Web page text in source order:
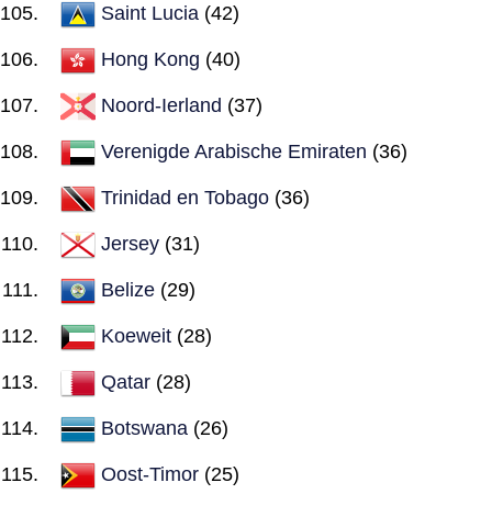
Saint Lucia (42)
Hong Kong (40)
Noord-Ierland (37)
Verenigde Arabische Emiraten (36)
Trinidad en Tobago (36)
Jersey (31)
Belize (29)
Koeweit (28)
Qatar (28)
Botswana (26)
Oost-Timor (25)